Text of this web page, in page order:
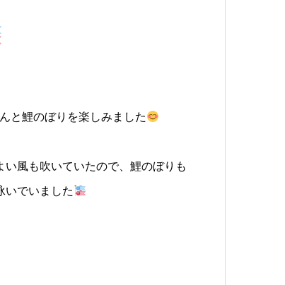
と鯉のぼりを楽しみました
い風も吹いていたので、鯉のぼりも
いでいました